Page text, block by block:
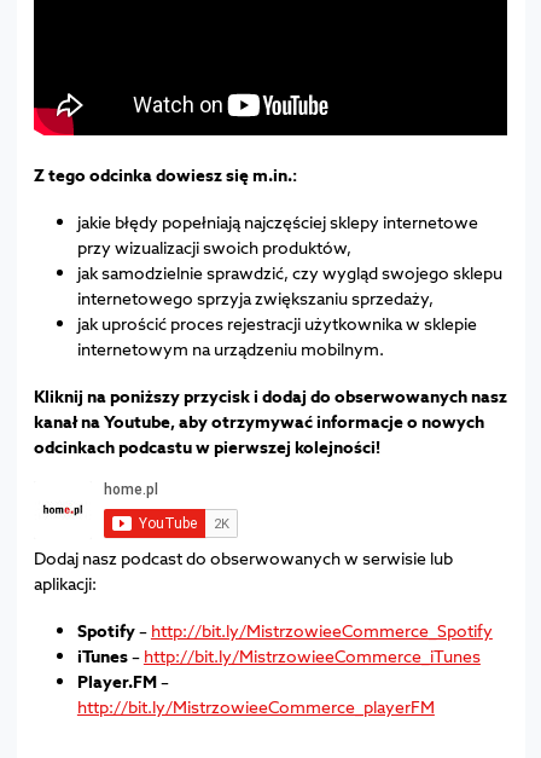
Z tego odcinka dowiesz się m.in.:
jakie błędy popełniają najczęściej sklepy internetowe
przy wizualizacji swoich produktów,
jak samodzielnie sprawdzić, czy wygląd swojego sklepu
internetowego sprzyja zwiększaniu sprzedaży,
jak uprościć proces rejestracji użytkownika w sklepie
internetowym na urządzeniu mobilnym.
Kliknij na poniższy przycisk i dodaj do obserwowanych nasz
kanał na Youtube, aby otrzymywać informacje o nowych
odcinkach podcastu w pierwszej kolejności!
Dodaj nasz podcast do obserwowanych w serwisie lub
aplikacji:
Spotify– http://bit.ly/MistrzowieeCommerce_Spotify
iTunes– http://bit.ly/MistrzowieeCommerce_iTunes
Player.FM–
http://bit.ly/MistrzowieeCommerce_playerFM